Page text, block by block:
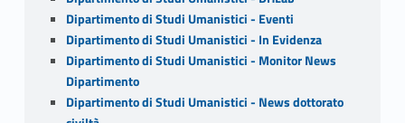
Dipartimento di Studi Umanistici - Eventi
Dipartimento di Studi Umanistici - In Evidenza
Dipartimento di Studi Umanistici - Monitor News
Dipartimento
Dipartimento di Studi Umanistici - News dottorato